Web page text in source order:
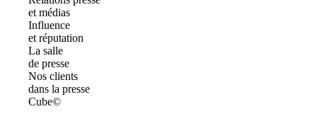
et médias
Influence
et réputation
La salle
de presse
Nos clients
dans la presse
Cube©